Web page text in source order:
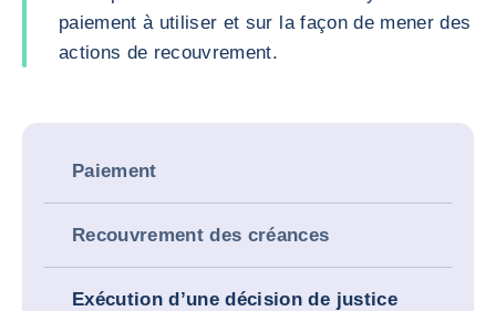
paiement à utiliser et sur la façon de mener des
actions de recouvrement.
Paiement
Recouvrement des créances
Exécution d’une décision de justice